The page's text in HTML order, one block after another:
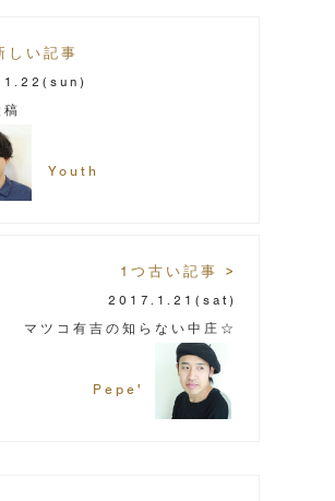
しい記事
(sun)
Youth
1つ古い記事 >
2017.1.21 (sat)
マツコ有吉の知らない中庄☆
Pepe'